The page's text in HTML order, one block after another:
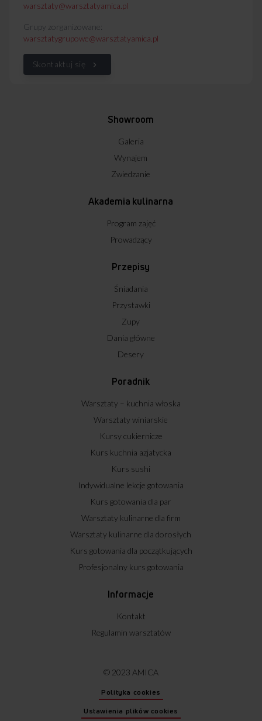
warsztaty@warsztatyamica.pl
Grupy zorganizowane:
warsztatygrupowe@warsztatyamica.pl
Skontaktuj się
Showroom
Galeria
Wynajem
Zwiedzanie
Akademia kulinarna
Program zajęć
Prowadzący
Przepisy
Śniadania
Przystawki
Zupy
Dania główne
Desery
Poradnik
Warsztaty – kuchnia włoska
Warsztaty winiarskie
Kursy cukiernicze
Kurs kuchnia azjatycka
Kurs sushi
Indywidualne lekcje gotowania
Kurs gotowania dla par
Warsztaty kulinarne dla firm
Warsztaty kulinarne dla dorosłych
Kurs gotowania dla początkujących
Profesjonalny kurs gotowania
Informacje
Kontakt
Regulamin warsztatów
© 2023 AMICA
Polityka cookies
Ustawienia plików cookies